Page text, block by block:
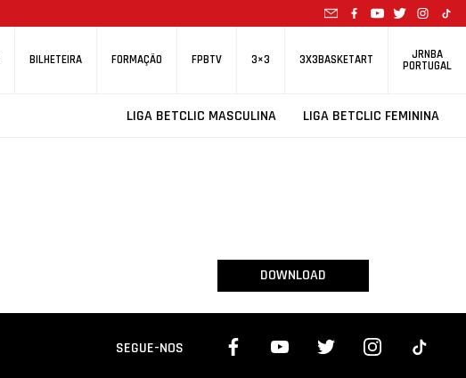
BILHETEIRA FORMAÇÃO FPBTV 3×3 3X3BASKETART JRNBA
PORTUGAL
LIGA BETCLIC MASCULINA LIGA BETCLIC FEMININA
DOWNLOAD
SEGUE-NOS